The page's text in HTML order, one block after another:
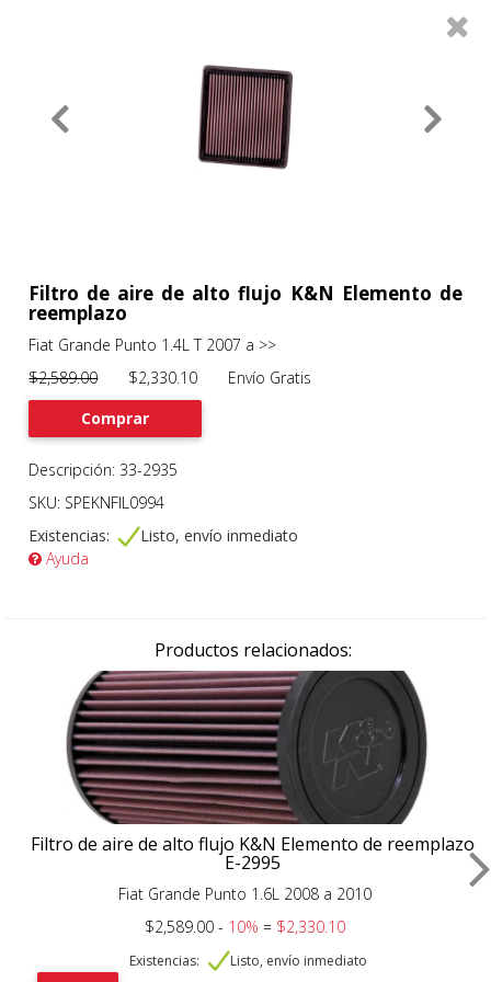
0
Previous
Filtro de aire de alto flujo K&N Elemento de
reemplazo
Fiat Grande Punto 1.4L T 2007 a >>
$2,589.00$2,330.10 Envío Gratis
Comprar
Descripción: 33-2935
SKU: SPEKNFIL0994
Existencias:
Listo, envío inmediato
Ayuda
Productos relacionados:
Filtro de aire de alto flujo K&N Elemento de reemplazo
E-2995
Fiat Grande Punto 1.6L 2008 a 2010
$2,589.00 - 10%= $2,330.10
Existencias: Listo, envío inmediato